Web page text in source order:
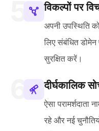
विकल्पों पर
अपनी उपस्थिति
लिए संबंधित
सुरक्षित करें।
दीर्घकालिक
ऐसा
रहे और नई